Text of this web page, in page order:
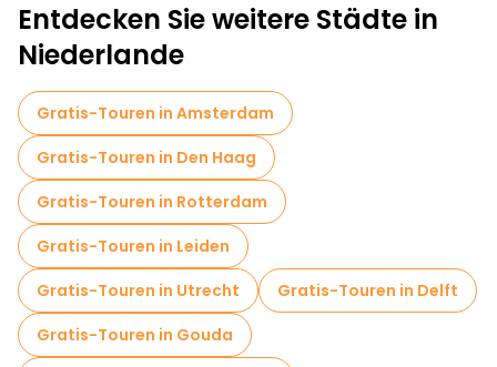
Entdecken Sie weitere Städte in
Niederlande
Gratis-Touren in Amsterdam
Gratis-Touren in Den Haag
Gratis-Touren in Rotterdam
Gratis-Touren in Leiden
Gratis-Touren in Utrecht
Gratis-Touren in Delft
Gratis-Touren in Gouda